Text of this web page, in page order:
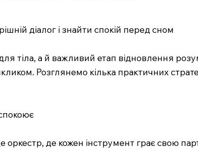
діалог і знайти спокій перед сном
тіла, а й важливий етап відновлення
Розглянемо кілька практичних
оркестр, де кожен інструмент грає свою